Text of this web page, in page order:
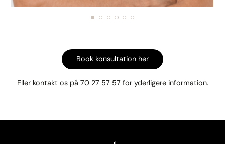
Book konsultation her
Eller kontakt os på 70 27 57 57for yderligere information.